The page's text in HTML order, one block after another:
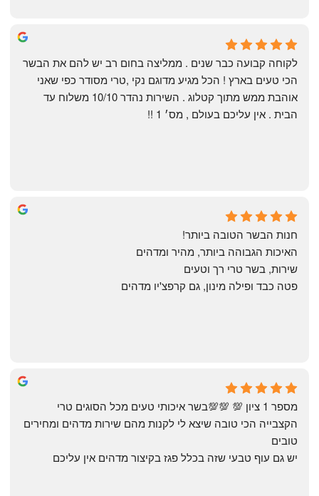
Shahaf Bendarker
6 months ago
Annael Annael
8 months ago
הבית . אין עליכם בעולם , מס׳ 1 !!
The Artechology
a year ago
חנות הבשר הטובה ביותר!
האיכות הגבוהה ביותר, מהיר ומדהים
שירות, בשר טרי רך וטעים
פטה כבד ופילה מינון, גם קרפצ'יו מדהים
טובים
יש גם עוף טבעי שזה בכלל פגז בקיצור מדהים אין עליכם